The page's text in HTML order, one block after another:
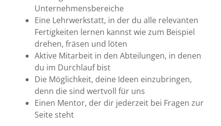
Unternehmensbereiche
Eine Lehrwerkstatt, in der du alle relevanten
Fertigkeiten lernen kannst wie zum Beispiel
drehen, fräsen und löten
Aktive Mitarbeit in den Abteilungen, in denen
du im Durchlauf bist
Die Möglichkeit, deine Ideen einzubringen,
denn die sind wertvoll für uns
Einen Mentor, der dir jederzeit bei Fragen zur
Seite steht